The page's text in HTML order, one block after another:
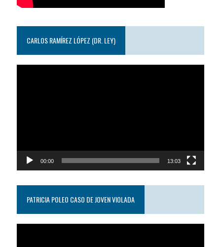
CARLOS RAMÍREZ LÓPEZ (DR. LEY)
00:00 13:03
PATRICIA POLEO CASO DE JOVEN VIOLADA